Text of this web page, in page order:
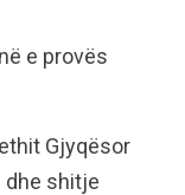
e provës
Gjyqësor
dhe shitje